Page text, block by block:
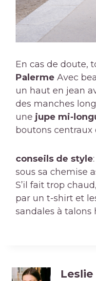
En cas de doute,
Palerme Avec
un haut en jean
des manches
une jupe mi-
boutons
conseils de style
sous sa chemise
S’il fait trop
par un t-shirt et
sandales à talons
Leslie